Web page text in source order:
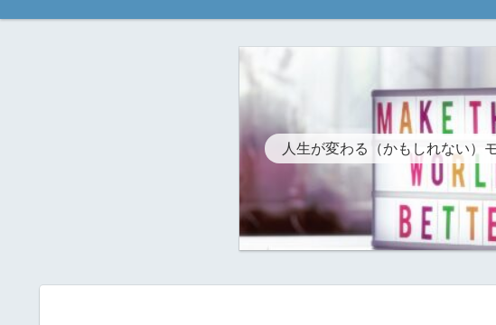
人生が変わる（かもしれない